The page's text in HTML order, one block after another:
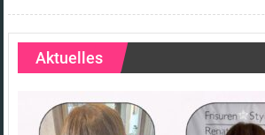
Aktuelles